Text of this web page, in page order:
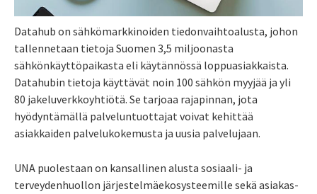
Datahub on sähkömarkkinoiden tiedonvaihtoalusta, johon
tallennetaan tietoja Suomen 3,5 miljoonasta
sähkönkäyttöpaikasta eli käytännössä loppuasiakkaista.
Datahubin tietoja käyttävät noin 100 sähkön myyjää ja yli
80 jakeluverkkoyhtiötä. Se tarjoaa rajapinnan, jota
hyödyntämällä palveluntuottajat voivat kehittää
asiakkaiden palvelukokemusta ja uusia palvelujaan.
UNA puolestaan on kansallinen alusta sosiaali- ja
terveydenhuollon järjestelmäekosysteemille sekä asiakas-